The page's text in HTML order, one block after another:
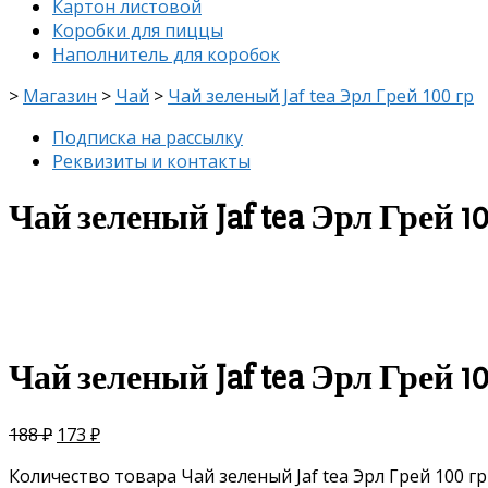
Картон листовой
Коробки для пиццы
Наполнитель для коробок
> Магазин > Чай > Чай зеленый Jaf tea Эрл Грей 100 гр
Подписка на рассылку
Реквизиты и контакты
Чай зеленый Jaf tea Эрл Грей
Чай зеленый Jaf tea Эрл Грей
188₽ 173 ₽
Количество товара Чай зеленый Jaf tea Эрл Грей 100 гр